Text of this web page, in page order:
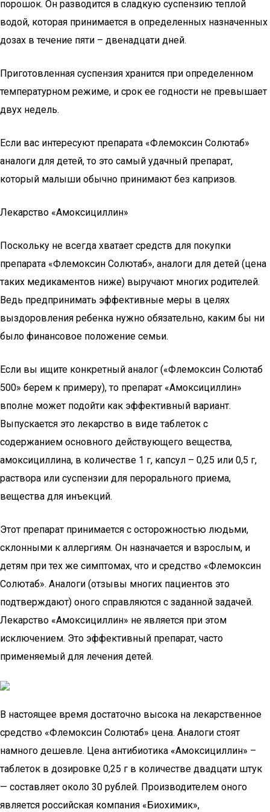
порошок. Он разводится в сладкую суспензию теплой
водой, которая принимается в определенных назначенных
дозах в течение пяти – двенадцати дней.
Приготовленная суспензия хранится при определенном
температурном режиме, и срок ее годности не превышает
двух недель.
Если вас интересуют препарата «Флемоксин Солютаб»
аналоги для детей, то это самый удачный препарат,
который малыши обычно принимают без капризов.
Лекарство «Амоксициллин»
Поскольку не всегда хватает средств для покупки
препарата «Флемоксин Солютаб», аналоги для детей (цена
таких медикаментов ниже) выручают многих родителей.
Ведь предпринимать эффективные меры в целях
выздоровления ребенка нужно обязательно, каким бы ни
было финансовое положение семьи.
Если вы ищите конкретный аналог («Флемоксин Солютаб
500» берем к примеру), то препарат «Амоксициллин»
вполне может подойти как эффективный вариант.
Выпускается это лекарство в виде таблеток с
содержанием основного действующего вещества,
амоксициллина, в количестве 1 г, капсул – 0,25 или 0,5 г,
раствора или суспензии для перорального приема,
вещества для инъекций.
Этот препарат принимается с осторожностью людьми,
склонными к аллергиям. Он назначается и взрослым, и
детям при тех же симптомах, что и средство «Флемоксин
Солютаб». Аналоги (отзывы многих пациентов это
подтверждают) оного справляются с заданной задачей.
Лекарство «Амоксициллин» не является при этом
исключением. Это эффективный препарат, часто
применяемый для лечения детей.
В настоящее время достаточно высока на лекарственное
средство «Флемоксин Солютаб» цена. Аналоги стоят
намного дешевле. Цена антибиотика «Амоксициллин» –
таблеток в дозировке 0,25 г в количестве двадцати штук
— составляет около 30 рублей. Производителем оного
является российская компания «Биохимик»,